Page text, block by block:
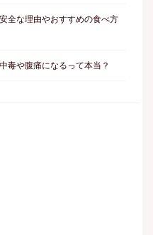
全な理由やおすすめの食べ方
毒や腹痛になるって本当？